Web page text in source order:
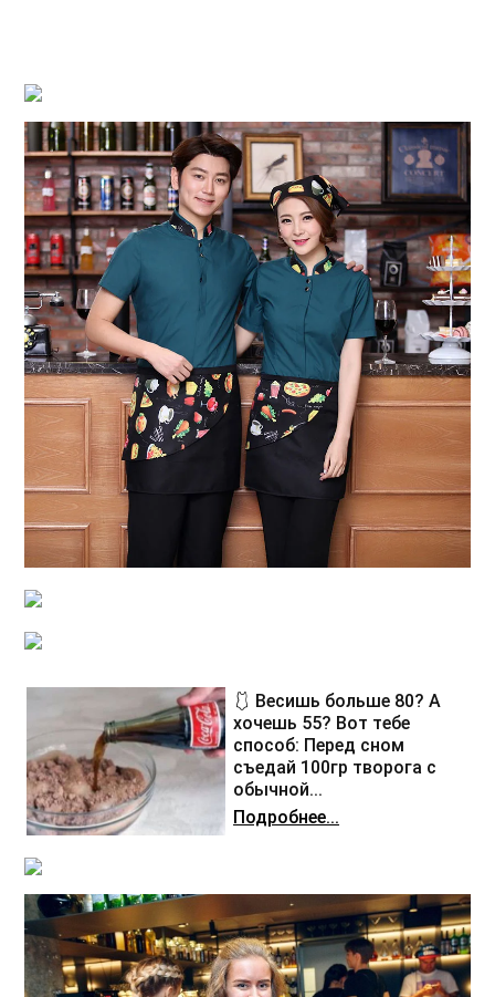
🩱 Весишь больше 80? А
хочешь 55? Вот тебе
способ: Перед сном
съедай 100гр творога с
обычной...
Подробнее...